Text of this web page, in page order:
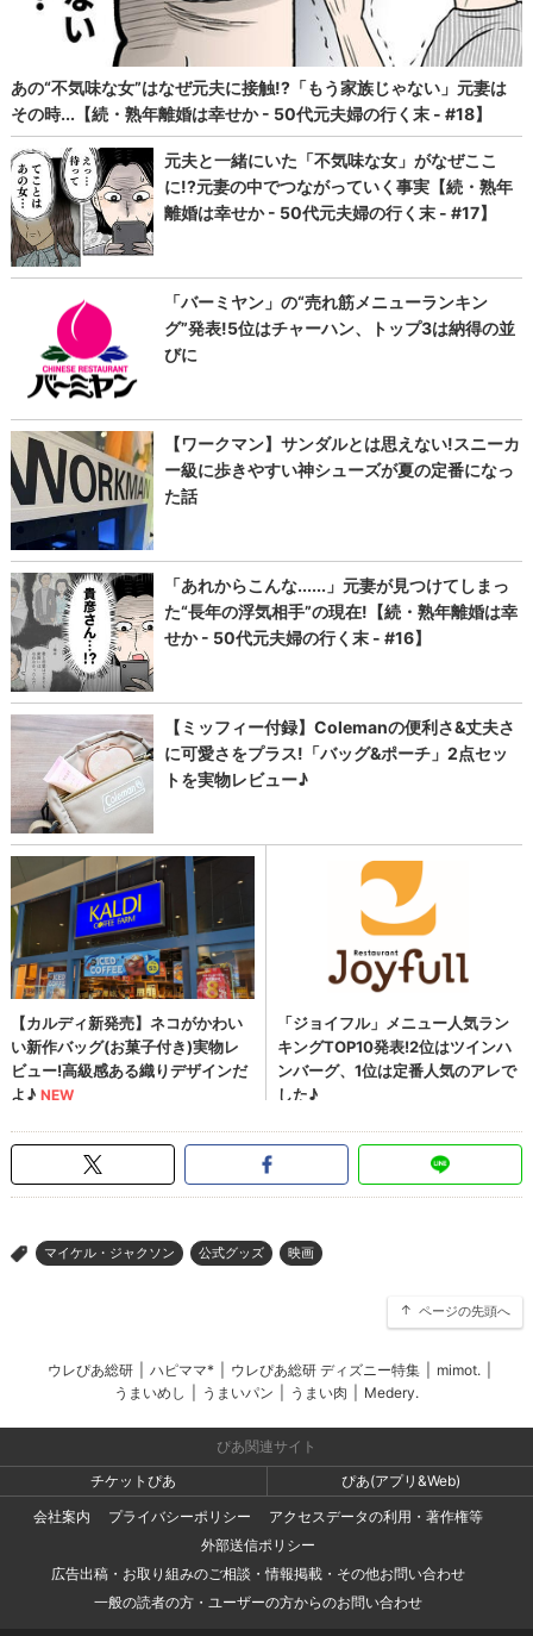
> マイケル・ジャクソン 公式グッズ 映画
ページの先頭へ
ウレぴあ総研 ハピママ* ウレぴあ総研 ディズニー特集 mimot.
うまいめし
うまいパン うまい肉 Medery.
ぴあ関連サイト
チケットぴあ
ぴあ(アプリ&Web)
会社案内
プライバシーポリシー
アクセスデータの利用・著作権等
外部送信ポリシー
広告出稿・お取り組みのご相談・情報掲載・その他お問い合わせ
一般の読者の方・ユーザーの方からのお問い合わせ